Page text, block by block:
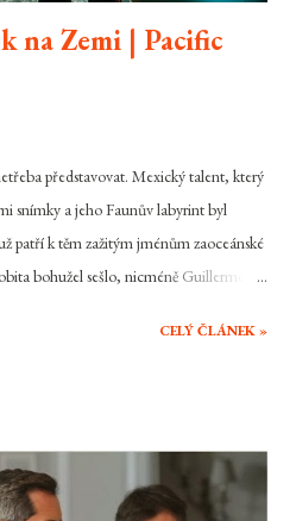
na Zemi | Pacific
představovat. Mexický talent, který
snímky a jeho Faunův labyrint byl
patří k těm zažitým jménům zaoceánské
bohužel sešlo, nicméně Guillermo
měsíc dostane na Bluray a DVD. Je
portál, který na Zemi transportuje
jak s nimi bojovat je celosvětový
CELÝ ČLÁNEK »